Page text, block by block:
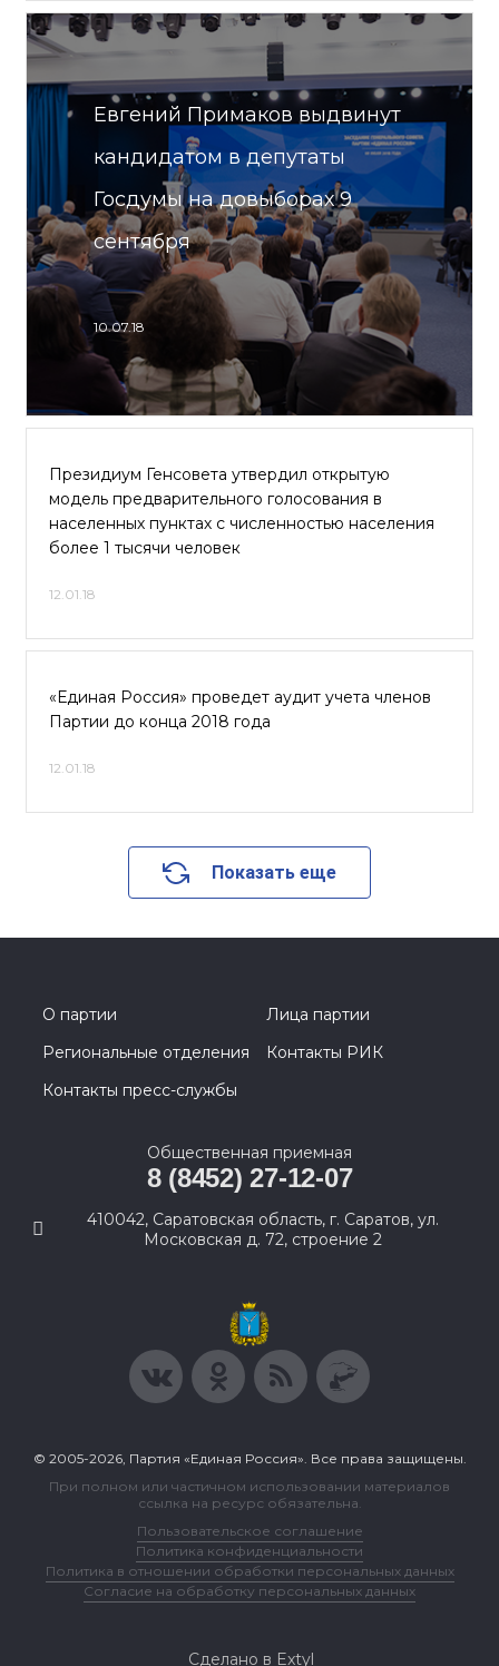
Евгений Примаков выдвинут
кандидатом в депутаты
Госдумы на довыборах 9
сентября
10.07.18
Президиум Генсовета утвердил открытую
модель предварительного голосования в
населенных пунктах с численностью населения
более 1 тысячи человек
12.01.18
«Единая Россия» проведет аудит учета членов
Партии до конца 2018 года
12.01.18
Показать еще
О партии
Лица партии
Региональные отделения
Контакты РИК
Контакты пресс-службы
Общественная приемная
8 (8452) 27-12-07
410042, Саратовская область, г. Саратов, ул.
Московская д. 72, строение 2
© 2005-2026, Партия «Единая Россия». Все права защищены.
При полном или частичном использовании материалов
ссылка на ресурс обязательна.
Пользовательское соглашение
Политика конфиденциальности
Политика в отношении обработки персональных данных
Согласие на обработку персональных данных
Сделано в Extyl